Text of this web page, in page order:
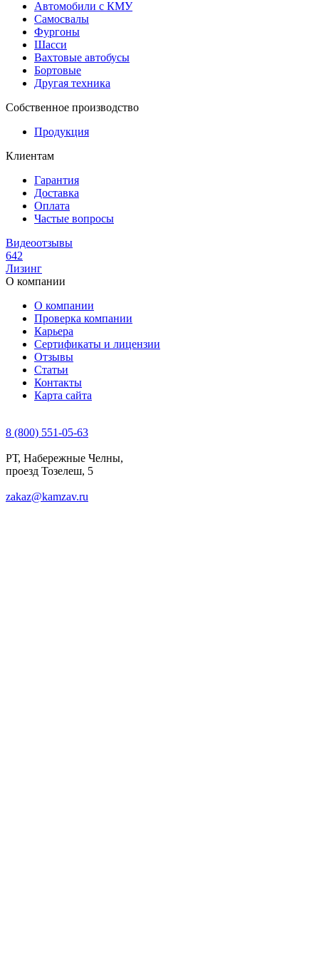
Автомобили с КМУ
Самосвалы
Фургоны
Шасси
Вахтовые автобусы
Бортовые
Другая техника
Собственное производство
Продукция
Клиентам
Гарантия
Доставка
Оплата
Частые вопросы
Видеоотзывы
642
Лизинг
О компании
О компании
Проверка компании
Карьера
Сертификаты и лицензии
Отзывы
Статьи
Контакты
Карта сайта
8 (800) 551-05-63
РТ, Набережные Челны,
проезд Тозелеш, 5
zakaz@kamzav.ru